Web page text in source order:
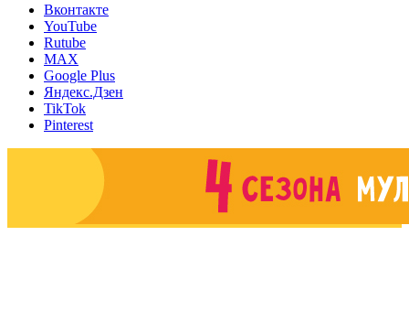
Вконтакте
YouTube
Rutube
MAX
Google Plus
Яндекс.Дзен
TikTok
Pinterest